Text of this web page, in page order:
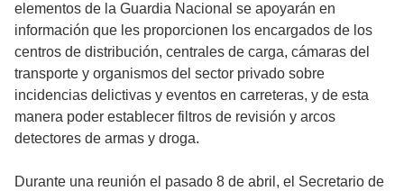
elementos de la Guardia Nacional se apoyarán en
información que les proporcionen los encargados de los
centros de distribución, centrales de carga, cámaras del
transporte y organismos del sector privado sobre
incidencias delictivas y eventos en carreteras, y de esta
manera poder establecer filtros de revisión y arcos
detectores de armas y droga.
Durante una reunión el pasado 8 de abril, el Secretario de